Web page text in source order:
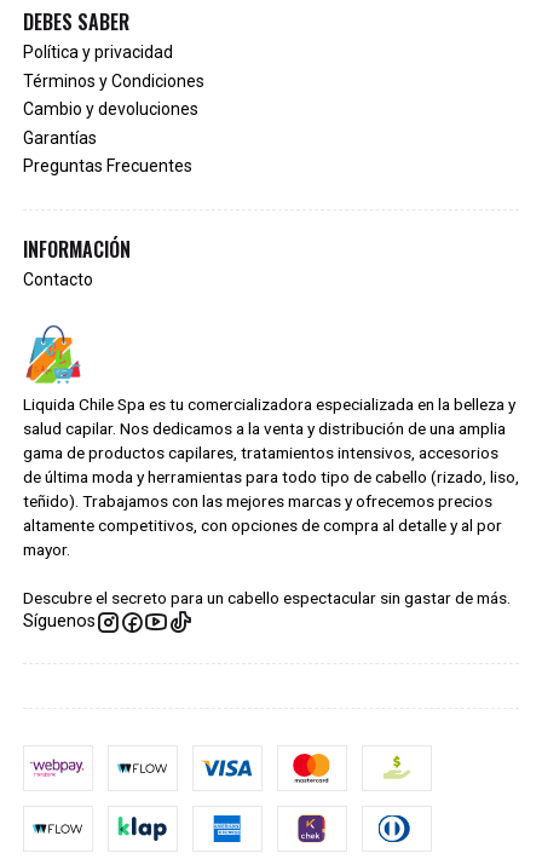
DEBES SABER
Política y privacidad
Términos y Condiciones
Cambio y devoluciones
Garantías
Preguntas Frecuentes
INFORMACIÓN
Contacto
Liquida Chile Spa es tu comercializadora especializada en la belleza y
salud capilar. Nos dedicamos a la venta y distribución de una amplia
gama de productos capilares, tratamientos intensivos, accesorios
de última moda y herramientas para todo tipo de cabello (rizado, liso,
teñido). Trabajamos con las mejores marcas y ofrecemos precios
altamente competitivos, con opciones de compra al detalle y al por
mayor.
Descubre el secreto para un cabello espectacular sin gastar de más.
Síguenos